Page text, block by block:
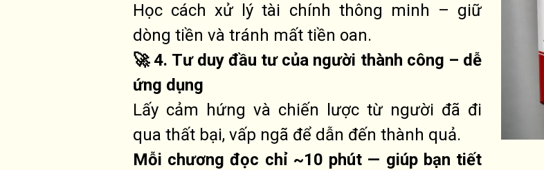
Học cách xử lý tài chính thông minh – giữ
dòng tiền và tránh mất tiền oan.
🚀 4. Tư duy đầu tư của người thành công – dễ
ứng dụng
Lấy cảm hứng và chiến lược từ người đã đi
qua thất bại, vấp ngã để dẫn đến thành quả.
Mỗi chương đọc chỉ ~10 phút — giúp bạn tiết